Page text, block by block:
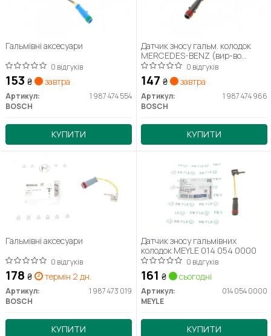
Гальмівні аксесуари
0 відгуків
153 ₴ завтра
Артикул:
1 987 474 554
BOSCH
КУПИТИ
Датчик зносу гальм. колодок
MERCEDES-BENZ (вир-во
Bosch)
0 відгуків
147 ₴ завтра
Артикул:
1 987 474 966
BOSCH
КУПИТИ
Гальмівні аксесуари
0 відгуків
178 ₴ термін 2 дн.
Артикул:
1 987 473 019
BOSCH
КУПИТИ
Датчик зносу гальмівних
колодок MEYLE 014 054 0000
0 відгуків
161 ₴ сьогодні
Артикул:
014 054 0000
MEYLE
КУПИТИ